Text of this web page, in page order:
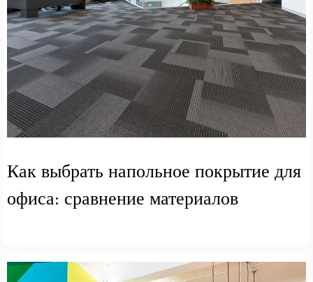
Как выбрать напольное покрытие для
офиса: сравнение материалов